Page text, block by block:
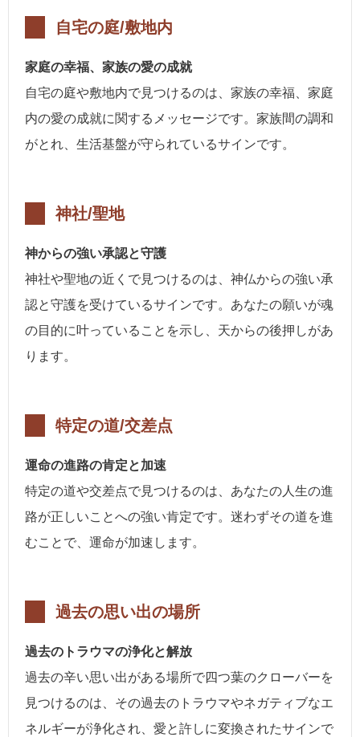
自宅の庭/敷地内
家庭の幸福、家族の愛の成就
自宅の庭や敷地内で見つけるのは、家族の幸福、家庭
内の愛の成就に関するメッセージです。家族間の調和
がとれ、生活基盤が守られているサインです。
神社/聖地
神からの強い承認と守護
神社や聖地の近くで見つけるのは、神仏からの強い承
認と守護を受けているサインです。あなたの願いが魂
の目的に叶っていることを示し、天からの後押しがあ
ります。
特定の道/交差点
運命の進路の肯定と加速
特定の道や交差点で見つけるのは、あなたの人生の進
路が正しいことへの強い肯定です。迷わずその道を進
むことで、運命が加速します。
過去の思い出の場所
過去のトラウマの浄化と解放
過去の辛い思い出がある場所で四つ葉のクローバーを
見つけるのは、その過去のトラウマやネガティブなエ
ネルギーが浄化され、愛と許しに変換されたサインで